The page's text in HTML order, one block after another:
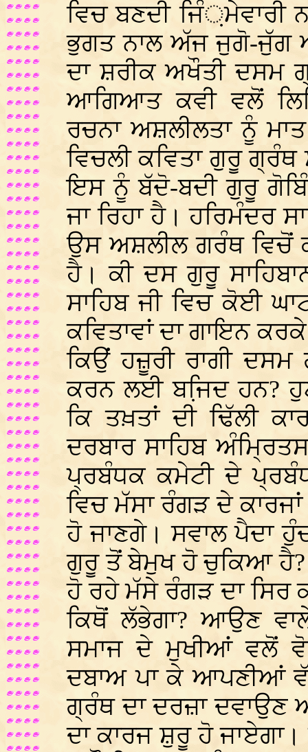
ਵਿਚ ਬਣਦੀ ਜਿੰ਼ਮੇਵਾਰੀ
ਭੁਗਤ ਨਾਲ ਅੱਜ ਜੁਗੋ-ਜੁੱਗ
ਦਾ ਸ਼ਰੀਕ ਅਖੌਤੀ ਦਸਮ
ਆਗਿਆਤ ਕਵੀ ਵਲੋਂ
ਰਚਨਾ ਅਸ਼ਲੀਲਤਾ ਨੂੰ
ਵਿਚਲੀ ਕਵਿਤਾ ਗੁਰੂ ਗ੍ਰੰਥ
ਇਸ ਨੂੰ ਬੱਦੋ-ਬਦੀ ਗੁਰੂ
ਜਾ ਰਿਹਾ ਹੈ। ਹਰਿਮੰਦਰ
ਉਸ ਅਸ਼ਲੀਲ ਗਰੰਥ ਵਿਚੋਂ
ਹੈ। ਕੀ ਦਸ ਗੁਰੂ
ਸਾਹਿਬ ਜੀ ਵਿਚ ਕੋਈ
ਕਵਿਤਾਵਾਂ ਦਾ ਗਾਇਨ ਕਰਕੇ
ਕਿਉਂ ਹਜ਼ੂਰੀ ਰਾਗੀ ਦਸਮ
ਕਰਨ ਲਈ ਬਜਿ਼ਦ ਹਨ?
ਕਿ ਤਖ਼ਤਾਂ ਦੀ ਢਿੱਲੀ
ਦਰਬਾਰ ਸਾਹਿਬ
ਪ੍ਰਬੰਧਕ ਕਮੇਟੀ ਦੇ
ਵਿਚ ਮੱਸਾ ਰੰਗੜ ਦੇ
ਹੋ ਜਾਣਗੇ। ਸਵਾਲ ਪੈਦਾ
ਗੁਰੂ ਤੋਂ ਬੇਮੁਖ ਹੋ ਚੁਕਿਆ
ਹੋ ਰਹੇ ਮੱਸੇ ਰੰਗੜ ਦਾ ਸਿਰ
ਕਿਥੋਂ ਲੱਭੇਗਾ? ਆਉਣ
ਸਮਾਜ ਦੇ ਮੁਖੀਆਂ ਵਲੋਂ
ਦਬਾਅ ਪਾ ਕੇ ਆਪਣੀਆਂ
ਗ੍ਰੰਥ ਦਾ ਦਰਜ਼ਾ
ਦਾ ਕਾਰਜ ਸ਼ੁਰੂ ਹੋ